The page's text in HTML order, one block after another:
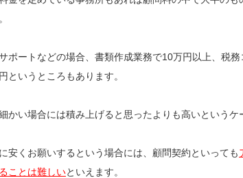
ポートなどの場合、書類作成業務で10万円以上、税
というところもあります。
かい場合には積み上げると思ったよりも高いというケ
安くお願いするという場合には、顧問契約といっても
ことは難しいといえます。